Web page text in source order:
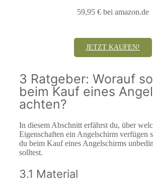
Angeln, Fischerschirm,
59,95 € bei amazon.de
JETZT KAUFEN!
3 Ratgeber: Worauf
beim Kauf eines
achten?
In diesem Abschnitt erfährst du, über
Eigenschaften ein Angelschirm verfügen
du beim Kauf eines Angelschirms
solltest.
3.1 Material